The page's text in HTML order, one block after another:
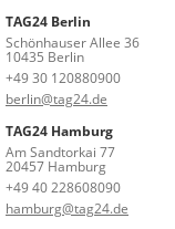
TAG24 Berlin
Schönhauser Allee 36
10435 Berlin
+49 30 120880900
berlin@tag24.de
TAG24 Hamburg
Am Sandtorkai 77
20457 Hamburg
+49 40 228608090
hamburg@tag24.de